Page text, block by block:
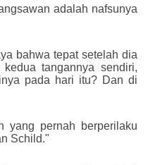
adalah nafsunya
bahwa tepat setelah dia
tangannya sendiri,
pada hari itu? Dan di
yang pernah berperilaku
Schild."